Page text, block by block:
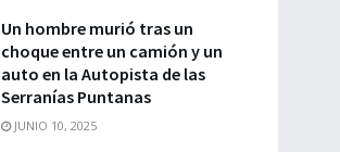
Un hombre murió tras un
choque entre un camión y un
auto en la Autopista de las
Serranías Puntanas
JUNIO 10, 2025